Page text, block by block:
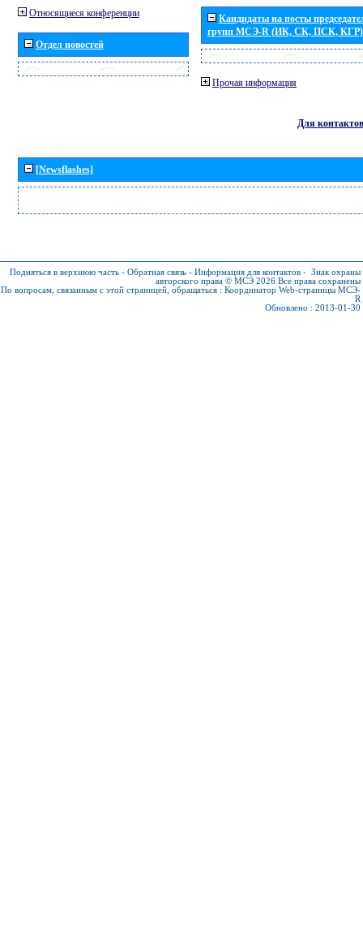
Относящиеся конференции
Отдел новостей
Кандидаты на посты
групп МСЭ-R (ИК, СК, ПСК, КГР)
Прочая информация
Для контактов
[Newsflashes]
Подняться в верхнюю часть - Обратная связь - Информация для контактов - Знак охраны
авторского права © МСЭ 2026 Все права сохранены
По вопросам, связанным с этой страницей, обращаться : Координатор Web-страницы МСЭ-
R
Обновлено : 2013-01-30